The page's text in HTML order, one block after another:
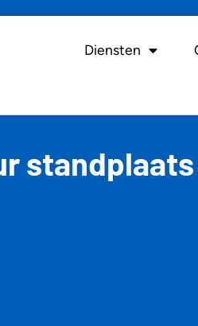
Diensten
standplaats